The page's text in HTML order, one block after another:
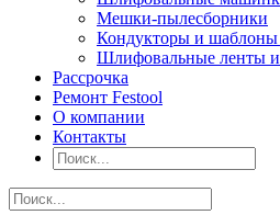
Мешки-пылесборники
Кондукторы и шаблоны
Шлифовальные ленты
Рассрочка
Ремонт Festool
О компании
Контакты